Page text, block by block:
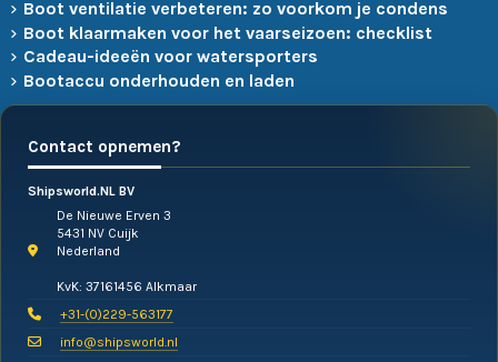
Boot ventilatie verbeteren: zo voorkom je condens
Boot klaarmaken voor het vaarseizoen: checklist
Cadeau-ideeën voor watersporters
Bootaccu onderhouden en laden
Contact opnemen?
Shipsworld.NL BV
De Nieuwe Erven 3
5431 NV Cuijk
Nederland
KvK: 37161456 Alkmaar
+31-(0)229-563177
info@shipsworld.nl